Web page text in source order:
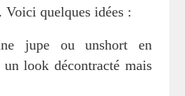
Voici quelques idées :
jupe ou unshort en
look décontracté mais